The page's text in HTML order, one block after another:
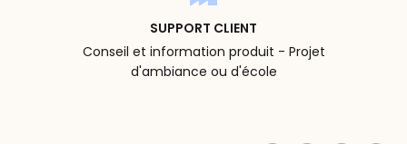
SUPPORT CLIENT
Conseil et information produit - Projet
d'ambiance ou d'école